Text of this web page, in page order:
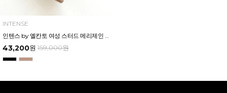
INTENSE
인텐스 by 엘칸토 여성 스터드 메리제인 플랫슈즈 3cm LCWD90I613
43,200원 159,000원